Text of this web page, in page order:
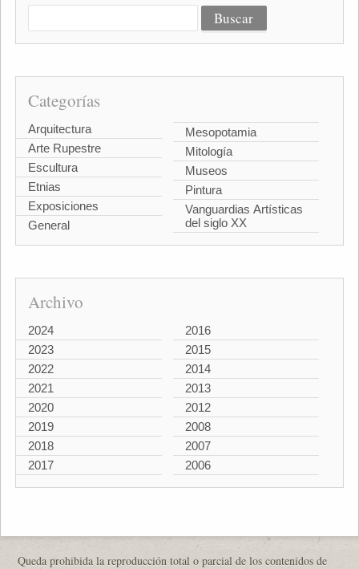
Categorías
Arquitectura
Arte Rupestre
Escultura
Etnias
Exposiciones
General
Mesopotamia
Mitología
Museos
Pintura
Vanguardias Artísticas
del siglo XX
Archivo
2024
2023
2022
2021
2020
2019
2018
2017
2016
2015
2014
2013
2012
2008
2007
2006
Queda prohibida la reproducción total o parcial de los contenidos de